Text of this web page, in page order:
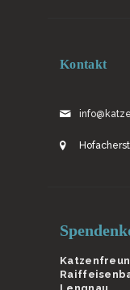
Kontakt